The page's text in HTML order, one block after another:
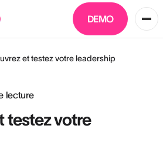
DEMO
et testez votre leadership
lecture
testez votre